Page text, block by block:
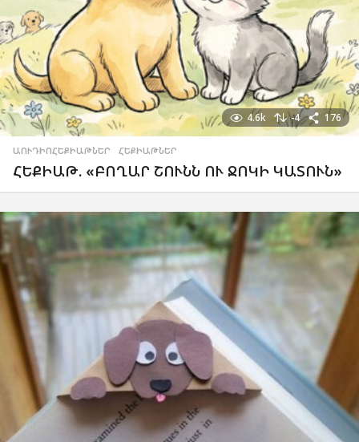
4.6k -4 176
ԱՈՒԴԻՈՀԵՔԻԱԹՆԵՐ ,ՀԵՔԻԱԹՆԵՐ
ՀԵՔԻԱԹ. «ԲՈՂԱՐ ՇՈՒՆՆ ՈՒ ՋՈԿԻ ԿԱՏՈՒՆ»